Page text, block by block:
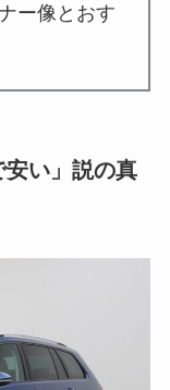
ー像とおす
安い」説の真